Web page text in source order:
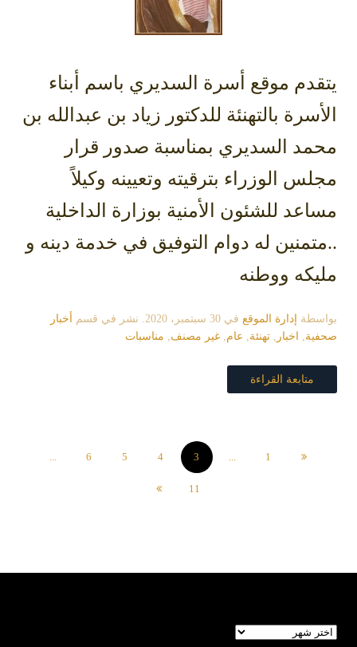
يتقدم موقع أسرة السديري باسم أبناء
الأسرة بالتهنئة للدكتور زياد بن عبدالله بن
محمد السديري بمناسبة صدور قرار
مجلس الوزراء بترقيته وتعيينه وكيلاً
مساعد للشئون الأمنية بوزارة الداخلية
..متمنين له دوام التوفيق في خدمة دينه و
مليكه ووطنه
بواسطة إدارة الموقع في 30 سبتمبر، 2020 . نشر في قسم
أخبار
صحفية, اخبار , تهنئة, عام, غير مصنف, مناسبات
متابعة القراءة
1
...
3
4
5
6
...
11
الأرشيف